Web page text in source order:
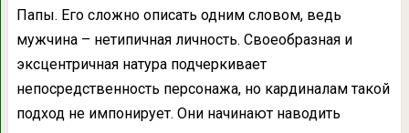
Папы. Его сложно описать одним словом, ведь
мужчина – нетипичная личность. Своеобразная и
эксцентричная натура подчеркивает
непосредственность персонажа, но кардиналам такой
подход не импонирует. Они начинают наводить